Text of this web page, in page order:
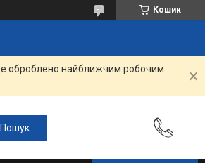
Кошик
оброблено найближчим робочим